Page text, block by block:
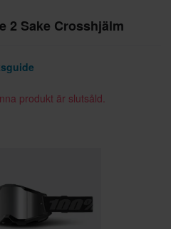
2 Sake Crosshjälm
produkt är slutsåld.